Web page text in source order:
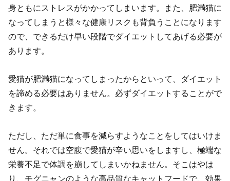
身ともにストレスがかかってしまいます。また、肥満猫に
なってしまうと様々な健康リスクも背負うことになります
ので、できるだけ早い段階でダイエットしてあげる必要が
あります。
愛猫が肥満猫になってしまったからといって、ダイエット
を諦める必要はありません。必ずダイエットすることがで
きます。
ただし、ただ単に食事を減らすようなことをしてはいけま
せん。それでは空腹で愛猫が辛い思いをしますし、極端な
栄養不足で体調を崩してしまいかねません。そこはやは
り、モグニャンのような高品質なキャットフードで、効果